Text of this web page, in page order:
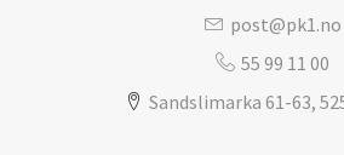
post@pk1.no
55 99 11 00
Sandslimarka 61-63,